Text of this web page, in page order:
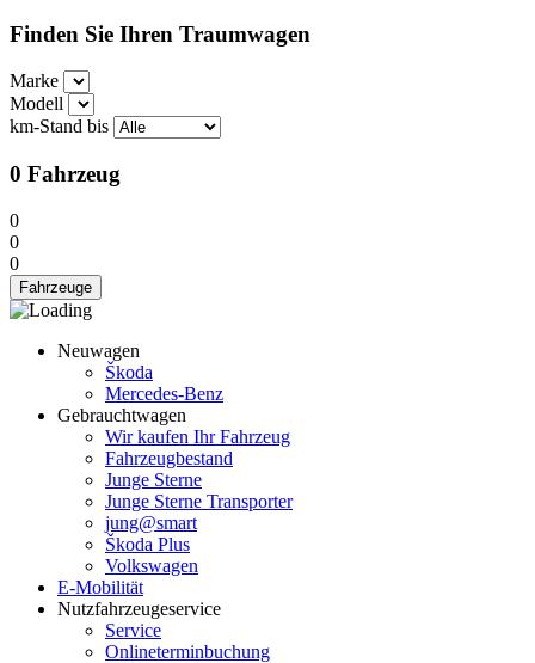
Finden Sie Ihren Traumwagen
Marke
Modell
km-Stand bis
0 Fahrzeug
0
0
0
Fahrzeuge
Neuwagen
Škoda
Mercedes-Benz
Gebrauchtwagen
Wir kaufen Ihr Fahrzeug
Fahrzeugbestand
Junge Sterne
Junge Sterne Transporter
jung@smart
Škoda Plus
Volkswagen
E-Mobilität
Nutzfahrzeugeservice
Service
Onlineterminbuchung